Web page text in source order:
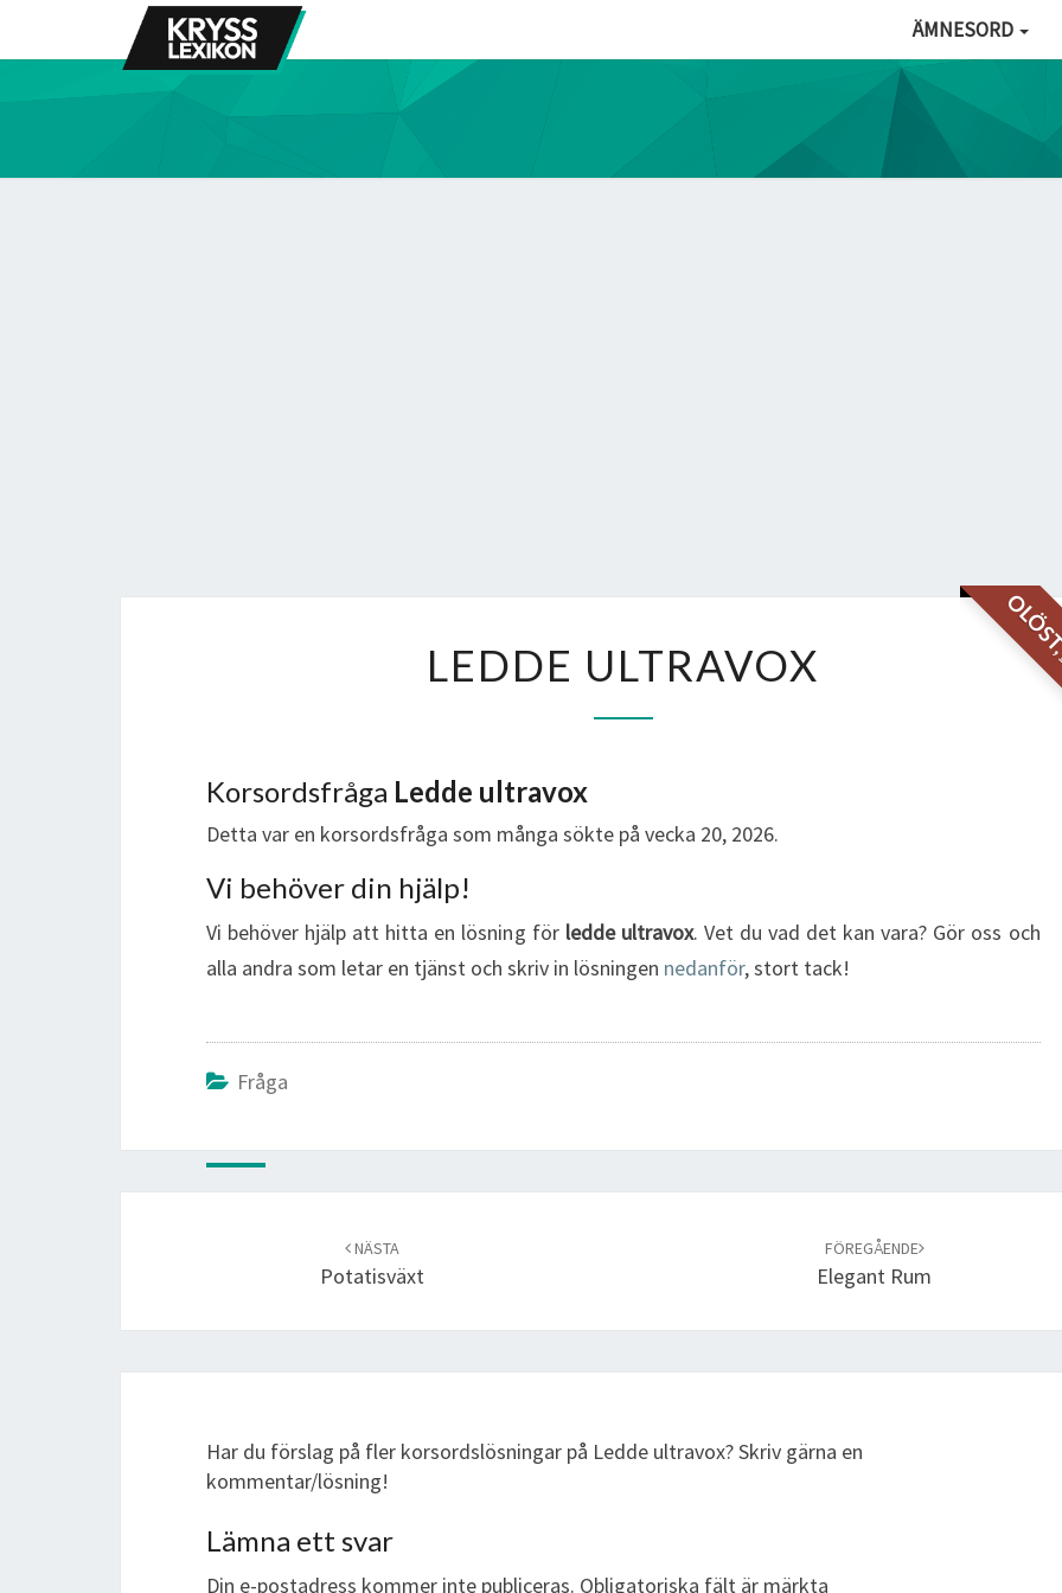
ÄMNESORD
ULTRAVOX
LEDDE ULTRAVOX
Korsordsfråga Ledde ultravox
Detta var en korsordsfråga som många sökte på vecka 20, 2026.
Vi behöver din hjälp!
Vi behöver hjälp att hitta en lösning för ledde ultravox. Vet du vad det kan vara? Gör oss och
alla andra som letar en tjänst och skriv in lösningen nedanför, stort tack!
Fråga
NÄSTA
Potatisväxt
FÖREGÅENDE
Elegant Rum
Har du förslag på fler korsordslösningar på Ledde ultravox? Skriv gärna en
kommentar/lösning!
Lämna ett svar
Din e-postadress kommer inte publiceras. Obligatoriska fält är märkta